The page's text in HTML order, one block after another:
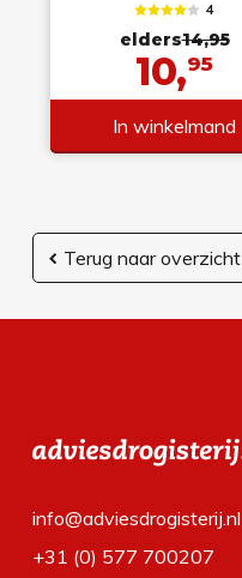
4
elders14,95
10,95
In winkelmand
Terug naar overzicht
info@adviesdrogisterij.nl
+31 (0) 577 700207